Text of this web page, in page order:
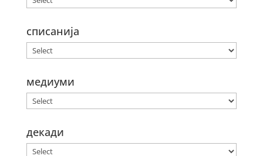
списанија
медиуми
декади